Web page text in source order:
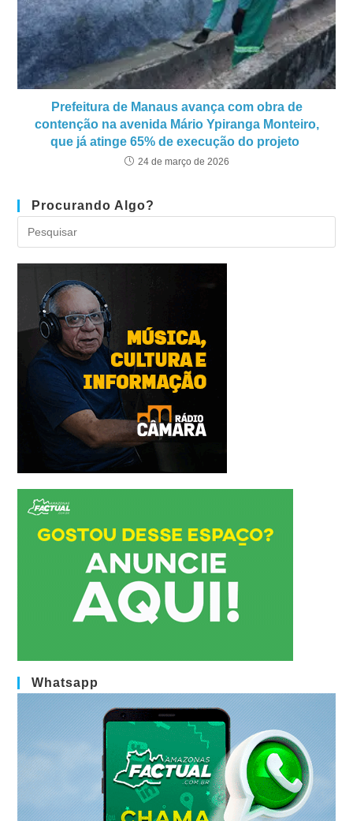
Prefeitura de Manaus avança com obra de
contenção na avenida Mário Ypiranga Monteiro,
que já atinge 65% de execução do projeto
24 de março de 2026
Procurando Algo?
Whatsapp